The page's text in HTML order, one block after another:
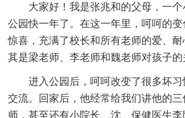
大家好！我是张兆和的父母，一
公园快一年了。在这一年里，呵呵的
惊喜，充满了校长和所有老师的爱、
其是梁老师、李老师和魏老师对孩子的
进入公园后，呵呵改变了很多坏习
交流。回家后，他经常给我们讲他的
师，甚至还有小院长、沈、保健医生